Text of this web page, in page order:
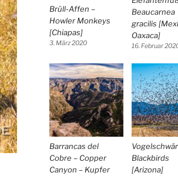
Brüll-Affen –
Howler Monkeys
[Chiapas]
3. März 2020
Beaucarnea
gracilis
Oaxaca]
16. Februar
Barrancas del
Cobre – Copper
Canyon – Kupfer
Blackbirds
[Arizona]